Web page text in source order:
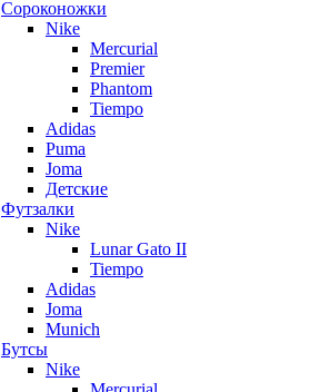
Сороконожки
Nike
Mercurial
Premier
Phantom
Tiempo
Adidas
Puma
Joma
Детские
Футзалки
Nike
Lunar Gato II
Tiempo
Adidas
Joma
Munich
Бутсы
Nike